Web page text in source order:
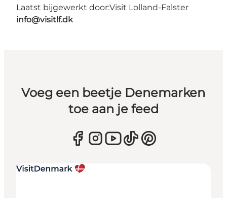
Laatst bijgewerkt door:Visit Lolland-Falster
info@visitlf.dk
Voeg een beetje Denemarken
toe aan je feed